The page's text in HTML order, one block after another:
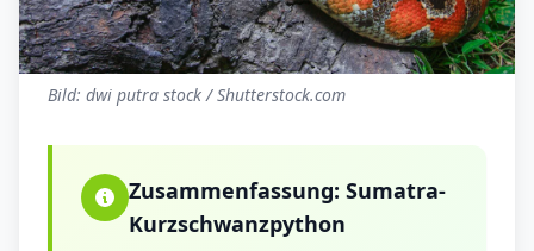
Bild: dwi putra stock / Shutterstock.com
Zusammenfassung: Sumatra-
Kurzschwanzpython